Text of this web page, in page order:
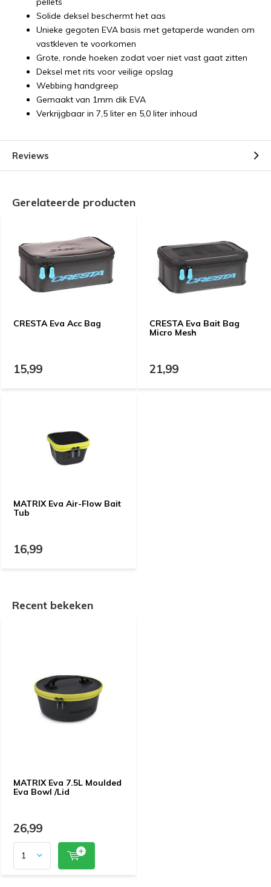
Solide deksel beschermt het aas
Unieke gegoten EVA basis met getaperde wanden om
vastkleven te voorkomen
Grote, ronde hoeken zodat voer niet vast gaat zitten
Deksel met rits voor veilige opslag
Webbing handgreep
Gemaakt van 1mm dik EVA
Verkrijgbaar in 7,5 liter en 5,0 liter inhoud
Reviews
Gerelateerde producten
CRESTA Eva Acc Bag
15,99
CRESTA Eva Bait Bag
Micro Mesh
21,99
MATRIX Eva Air-Flow Bait
Tub
16,99
Recent bekeken
MATRIX Eva 7.5L Moulded
Eva Bowl /Lid
26,99